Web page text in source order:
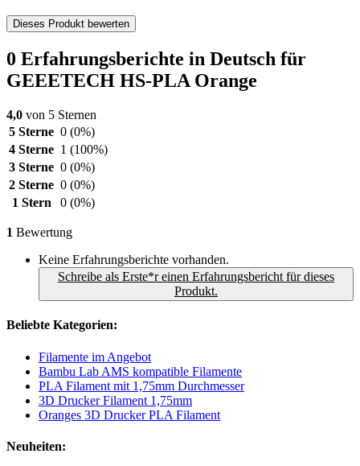
Dieses Produkt bewerten
0 Erfahrungsberichte in Deutsch für
GEEETECH HS-PLA Orange
4,0 von 5 Sternen
5 Sterne 0 (0%)
4 Sterne 1 (100%)
3 Sterne 0 (0%)
2 Sterne 0 (0%)
1 Stern
0 (0%)
1 Bewertung
Keine Erfahrungsberichte vorhanden.
Schreibe als Erste*r einen Erfahrungsbericht für dieses
Produkt.
Beliebte Kategorien:
Filamente im Angebot
Bambu Lab AMS kompatible Filamente
PLA Filament mit 1,75mm Durchmesser
3D Drucker Filament 1,75mm
Oranges 3D Drucker PLA Filament
Neuheiten: